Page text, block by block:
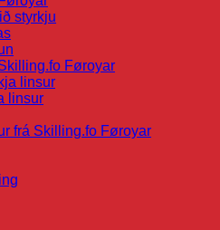
styrkju
Føroyar
linsur
linsur
frá Skilling.fo Føroyar